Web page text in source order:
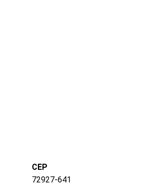
CEP
72927-641